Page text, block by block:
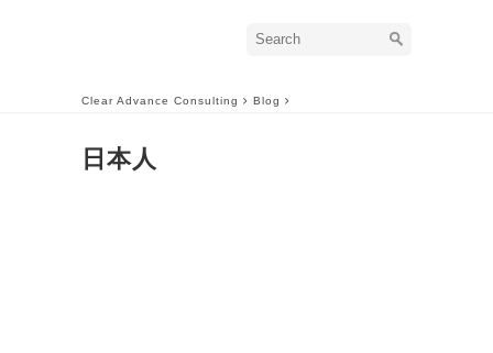
Clear Advance Consulting Blog
日本人